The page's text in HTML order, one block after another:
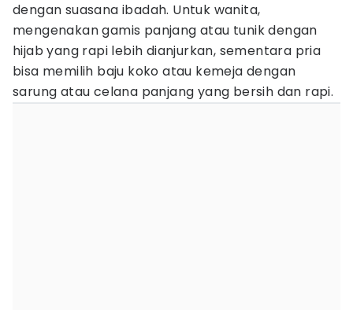
dengan suasana ibadah. Untuk wanita,
mengenakan gamis panjang atau tunik dengan
hijab yang rapi lebih dianjurkan, sementara pria
bisa memilih baju koko atau kemeja dengan
sarung atau celana panjang yang bersih dan rapi.